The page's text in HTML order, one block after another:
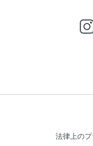
法律上の